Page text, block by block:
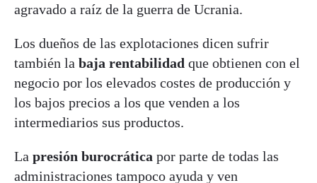
agravado a raíz de la guerra de Ucrania.
Los dueños de las explotaciones dicen sufrir
también la baja rentabilidad que obtienen con el
negocio por los elevados costes de producción y
los bajos precios a los que venden a los
intermediarios sus productos.
La presión burocrática por parte de todas las
administraciones tampoco ayuda y ven